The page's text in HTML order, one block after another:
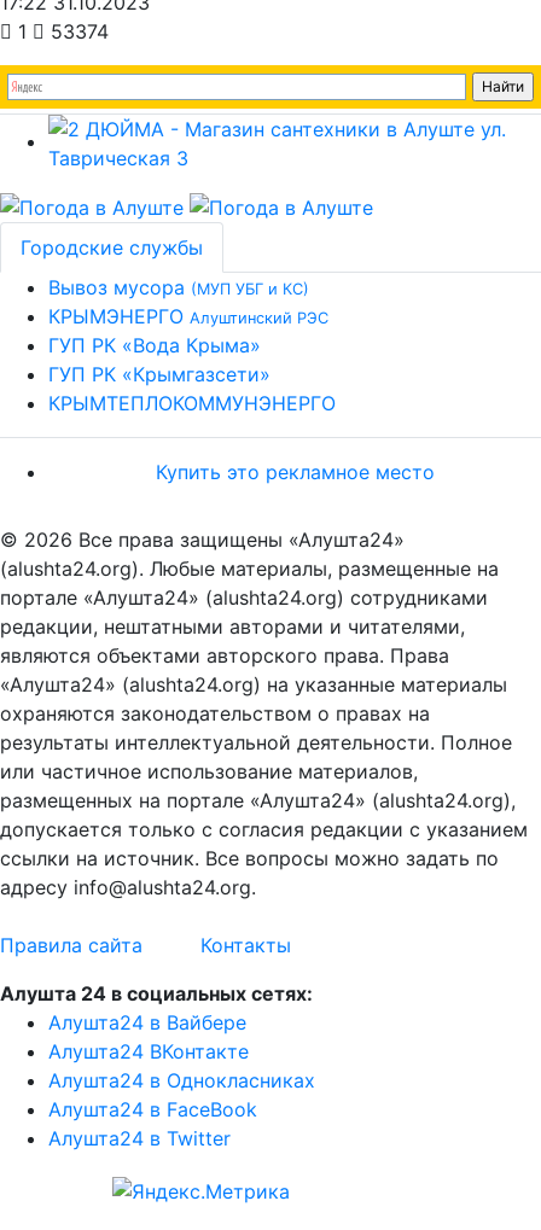
1
53374
Городские службы
Вывоз мусора (МУП УБГ и КС)
КРЫМЭНЕРГО Алуштинский РЭС
ГУП РК «Вода Крыма»
ГУП РК «Крымгазсети»
КРЫМТЕПЛОКОММУНЭНЕРГО
Купить это рекламное место
© 2026 Все права защищены «Алушта24»
(alushta24.org). Любые материалы, размещенные на
портале «Алушта24» (alushta24.org) сотрудниками
редакции, нештатными авторами и читателями,
являются объектами авторского права. Права
«Алушта24» (alushta24.org) на указанные материалы
охраняются законодательством о правах на
результаты интеллектуальной деятельности. Полное
или частичное использование материалов,
размещенных на портале «Алушта24» (alushta24.org),
допускается только с согласия редакции с указанием
ссылки на источник. Все вопросы можно задать по
адресу info@alushta24.org.
Правила сайта
Контакты
Алушта 24 в социальных сетях:
Алушта24 в Вайбере
Алушта24 ВКонтакте
Алушта24 в Однокласниках
Алушта24 в FaceBook
Алушта24 в Twitter